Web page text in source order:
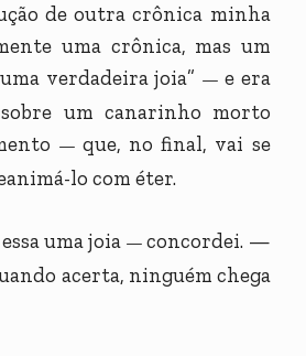
de outra crônica minha
uma crônica, mas um
verdadeira joia” — e era
um canarinho morto
— que, no final, vai se
lo com éter.
uma joia —concordei. —
acerta, ninguém chega